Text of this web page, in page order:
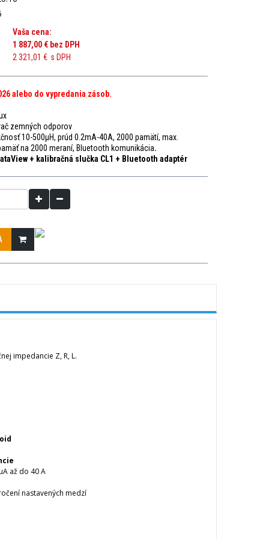
Vaša cena:
1 887,00 € bez DPH
2 321,01 € s DPH
alebo do vypredania zásob.
zemných odporov
10-500μH, prúd 0.2mA-40A, 2000 pamätí, max.
na 2000 meraní, Bluetooth komunikácia.
+ kalibračná slučka CL1 + Bluetooth adaptér
impedancie Z, R, L.
až do 40 A
nastavených medzí